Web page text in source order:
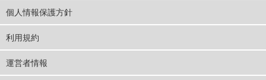
個人情報保護方針
利用規約
運営者情報